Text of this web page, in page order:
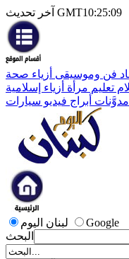
آخر تحديث GMT10:25:09
فن وموسيقى أزياء صحة
تعليم مرأة أزياء إسلامية
مدوَّنات أبراج فيديو سيارات
لبنان اليوم
Google
البحث